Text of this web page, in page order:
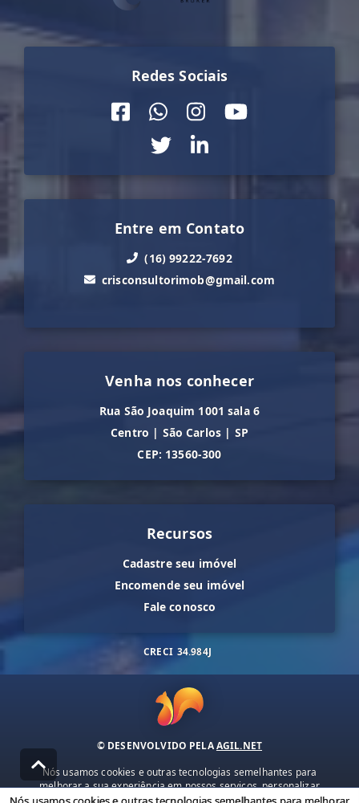
Redes Sociais
Entre em Contato
(16) 99222-7692
crisconsultorimob@gmail.com
Venha nos conhecer
Rua São Joaquim 1001 sala 6
Centro | São Carlos | SP
CEP: 13560-300
Recursos
Cadastre seu imóvel
Encomende seu imóvel
Fale conosco
CRECI 34.984J
© DESENVOLVIDO PELAAGIL.NET
Nós usamos cookies e outras tecnologias semelhantes para
melhorar a sua experiência em nossos serviços, personalizar
publicidade e recomendar conteúdo de seu interesse. Ao utilizar